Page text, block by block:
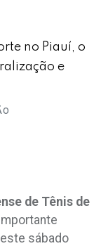
no Piauí, o
e
de Tênis de
sábado